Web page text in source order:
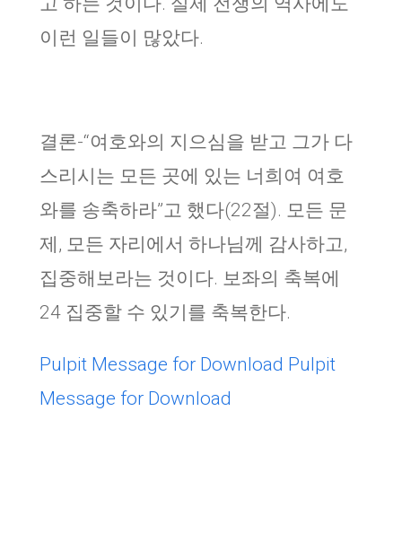
이런 일들이 많았다.
결론-“여호와의 지으심을 받고 그가 다
스리시는 모든 곳에 있는 너희여 여호
와를 송축하라”고 했다(22절). 모든 문
제, 모든 자리에서 하나님께 감사하고,
집중해보라는 것이다. 보좌의 축복에
24 집중할 수 있기를 축복한다.
Pulpit Message for Download Pulpit
Message for Download